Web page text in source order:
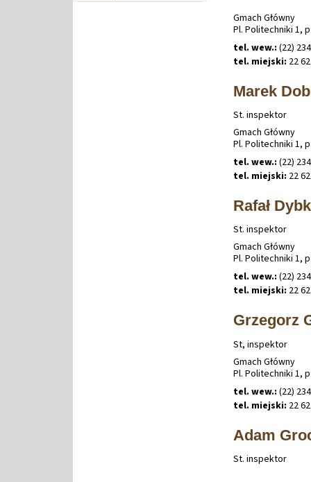
Gmach Główny
Pl. Politechniki 1,
tel. wew.: (22)
tel. miejski: 22
Marek
St. inspektor
Gmach Główny
Pl. Politechniki 1,
tel. wew.: (22)
tel. miejski: 22
Rafał
St. inspektor
Gmach Główny
Pl. Politechniki 1,
tel. wew.: (22)
tel. miejski: 22
Grzegorz
St, inspektor
Gmach Główny
Pl. Politechniki 1,
tel. wew.: (22)
tel. miejski: 22
Adam
St. inspektor